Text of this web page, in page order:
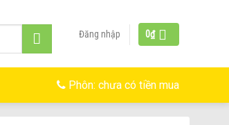
Đăng nhập 0₫
Phôn: chưa có tiền mua